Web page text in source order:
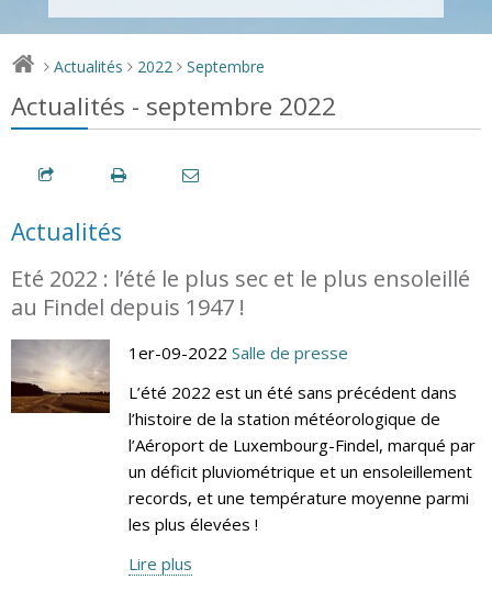
> Actualités > 2022 > Septembre
Actualités - septembre 2022
Actualités
Eté 2022 : l’été le plus sec et le plus ensoleillé
au Findel depuis 1947 !
1er-09-2022 Salle de presse
L’été 2022 est un été sans précédent dans
l’histoire de la station météorologique de
l’Aéroport de Luxembourg-Findel, marqué par
un déficit pluviométrique et un ensoleillement
records, et une température moyenne parmi
les plus élevées !
Lire plus